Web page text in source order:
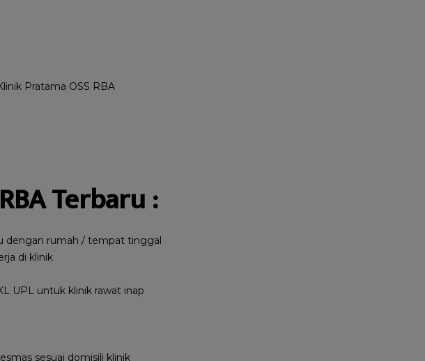
Pratama OSS RBA
Terbaru :
dengan rumah / tempat tinggal
di klinik
UPL untuk klinik rawat inap
sesuai domisili klinik